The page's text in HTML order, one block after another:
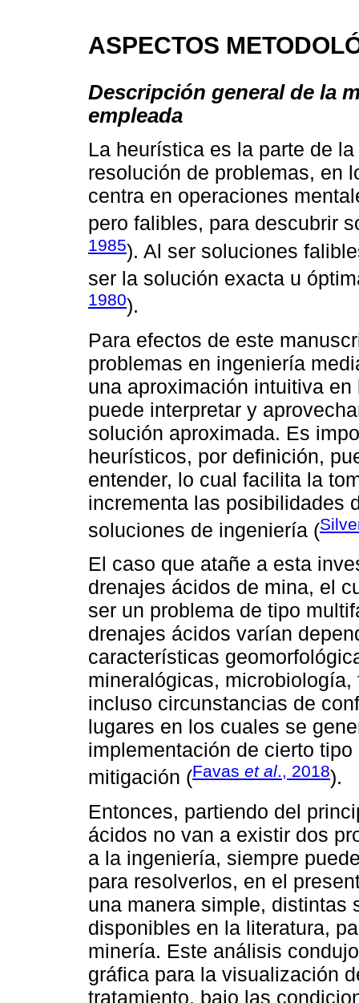
ASPECTOS
Descripción general de la
empleada
La heurística es la parte de
resolución de problemas, en
centra en operaciones
pero falibles, para descubrir
1985). Al ser soluciones
ser la solución exacta u
1980).
Para efectos de este
problemas en ingeniería
una aproximación intuitiva
puede interpretar y
solución aproximada. Es
heurísticos, por definición,
entender, lo cual facilita la
incrementa las posibilidades
soluciones de ingeniería (
El caso que atañe a esta
drenajes ácidos de mina, el
ser un problema de tipo
drenajes ácidos varían
características
mineralógicas,
incluso circunstancias de
lugares en los cuales se
implementación de cierto
mitigación (Favas et al., 2018).
Entonces, partiendo del
ácidos no van a existir dos
a la ingeniería, siempre
para resolverlos, en el
una manera simple, distintas
disponibles en la literatura,
minería. Este análisis
gráfica para la visualización
tratamiento, bajo las